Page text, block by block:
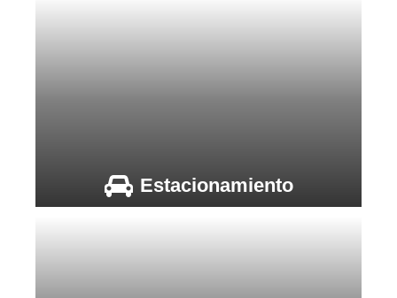
Estacionamiento